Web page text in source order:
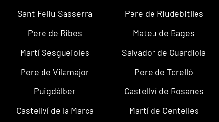
Sant Feliu Sasserra
Pere de Riudebitlles
Pere de Ribes
Mateu de Bages
Martí Sesgueioles
Salvador de Guardiola
Pere de Vilamajor
Pere de Torelló
Puigdàlber
Castellví de Rosanes
Castellví de la Marca
Martí de Centelles